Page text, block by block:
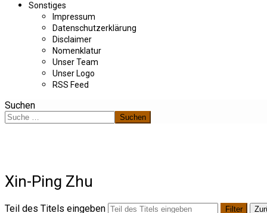
Sonstiges
Impressum
Datenschutzerklärung
Disclaimer
Nomenklatur
Unser Team
Unser Logo
RSS Feed
Suchen
Suchen
Xin-Ping Zhu
Teil des Titels eingeben Filter